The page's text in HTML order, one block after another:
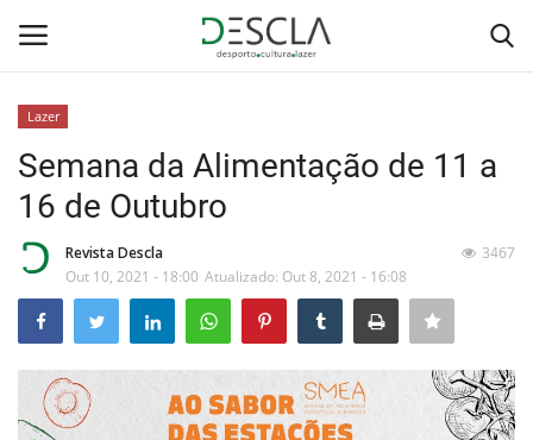
Home
...by Descla
Desporto
Contactos
Lazer
Semana da Alimentação de 11 a
16 de Outubro
Revista Descla
Out 10, 2021 - 18:00 Atualizado: Out 8, 2021 - 16:08
3467